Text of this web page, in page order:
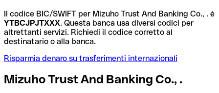
Il codice BIC/SWIFT per Mizuho Trust And Banking Co., . è
YTBCJPJTXXX. Questa banca usa diversi codici per
altrettanti servizi. Richiedi il codice corretto al
destinatario o alla banca.
Risparmia denaro su trasferimenti internazionali
Mizuho Trust And Banking Co., .